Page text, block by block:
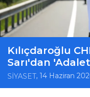
Kılıçdaroğlu
Sarı'dan
SİYASET, 14 Haziran